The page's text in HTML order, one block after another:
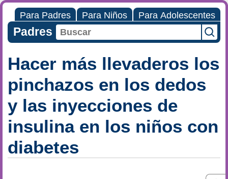
Para Padres Para Niños Para Adolescentes
Padres
Hacer más llevaderos los
pinchazos en los dedos
y las inyecciones de
insulina en los niños con
diabetes